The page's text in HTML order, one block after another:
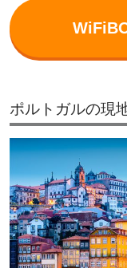
ポルトガルの現